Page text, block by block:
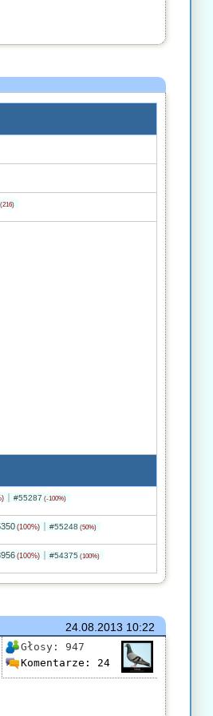
(216)
#55287 (-100%)
(100%) #55248 (50%)
(100%) #54375 (100%)
24.08.2013 10:22
Głosy: 947
Komentarze: 24